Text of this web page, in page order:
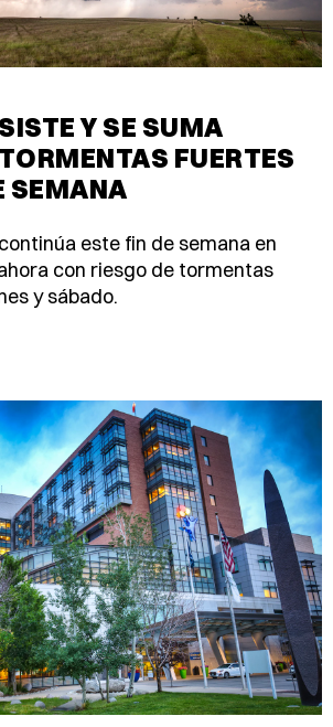
Y SE SUMA
FUERTES
SEMANA
este fin de semana en
con riesgo de tormentas
y sábado.